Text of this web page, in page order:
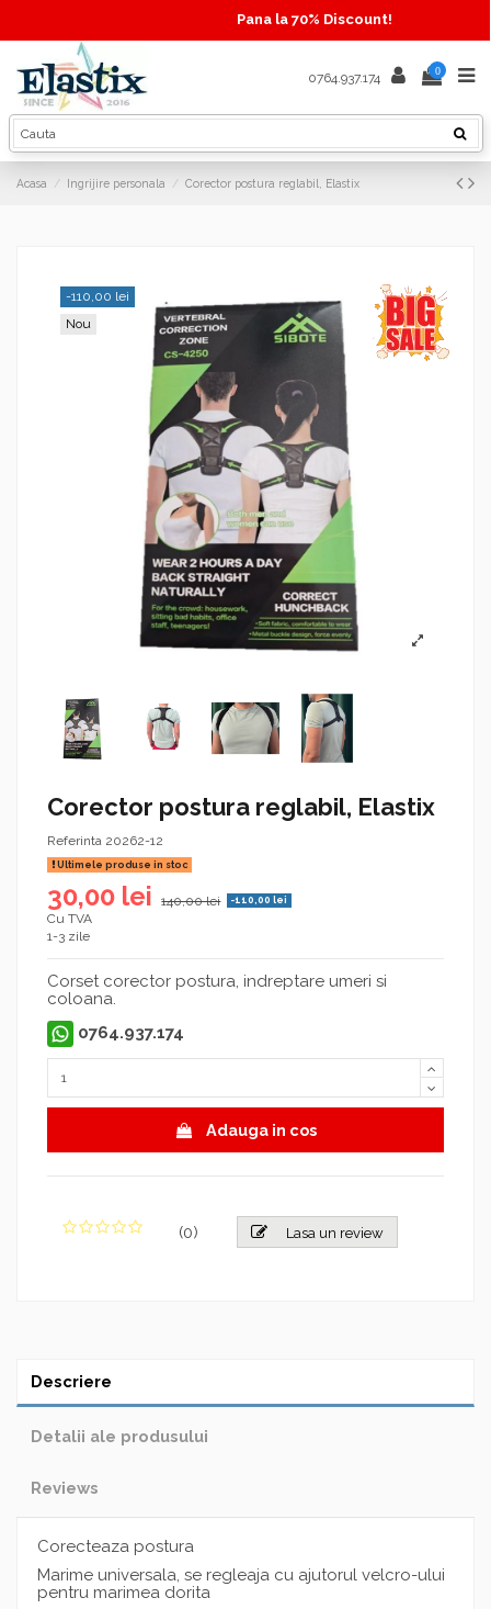
Pana la 70% Discount!
0764.937.174 0
Acasa Ingrijire personala Corector postura reglabil, Elastix
-110,00 lei
Nou
Corector postura reglabil, Elastix
Referinta 20262-12
Ultimele produse in stoc
30,00 lei 140,00 lei -110,00 lei
Cu TVA
1-3 zile
Corset corector postura, indreptare umeri si
coloana.
0764.937.174
Adauga in cos
(0) Lasa un review
Descriere
Detalii ale produsului
Reviews
Corecteaza postura
Marime universala, se regleaja cu ajutorul velcro-ului
pentru marimea dorita